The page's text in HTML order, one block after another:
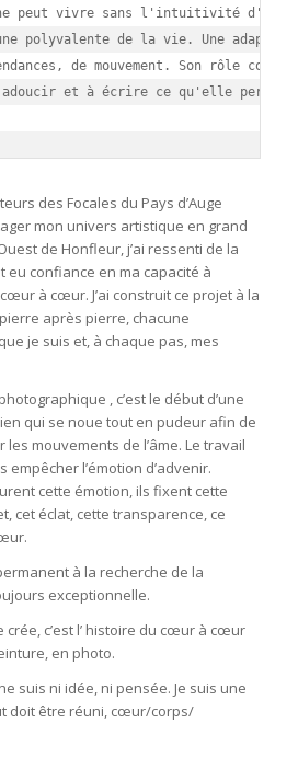
ne peut vivre sans l'intuitivité
polyvalente de la vie. Une
de mouvement. Son rôle
adoucir et à écrire ce qu'elle
des Focales du Pays d’Auge
mon univers artistique en grand
de Honfleur, j’ai ressenti de la
eu confiance en ma capacité à
cœur à cœur. J’ai construit ce projet à la
après pierre, chacune
je suis et, à chaque pas, mes
, c’est le début d’une
qui se noue tout en pudeur afin de
les mouvements de l’âme. Le travail
l’émotion d’advenir.
cette émotion, ils fixent cette
cet éclat, cette transparence, ce
à la recherche de la
exceptionnelle.
c’est l’ histoire du cœur à cœur
en photo.
suis ni idée, ni pensée. Je suis une
doit être réuni, cœur/corps/